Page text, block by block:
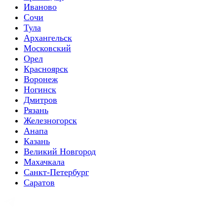
Иваново
Сочи
Тула
Архангельск
Московский
Орел
Красноярск
Воронеж
Ногинск
Дмитров
Рязань
Железногорск
Анапа
Казань
Великий Новгород
Махачкала
Санкт-Петербург
Саратов